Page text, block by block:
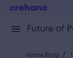
Home Blog /